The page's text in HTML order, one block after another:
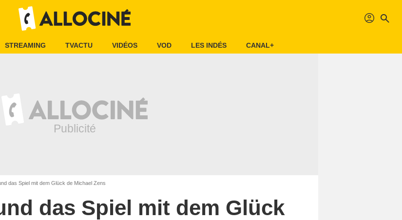
profil search
STREAMING TVACTU VIDÉOS VOD LES INDÉS CANAL+
das Spiel mit dem Glück de Michael Zens
das Spiel mit dem Glück